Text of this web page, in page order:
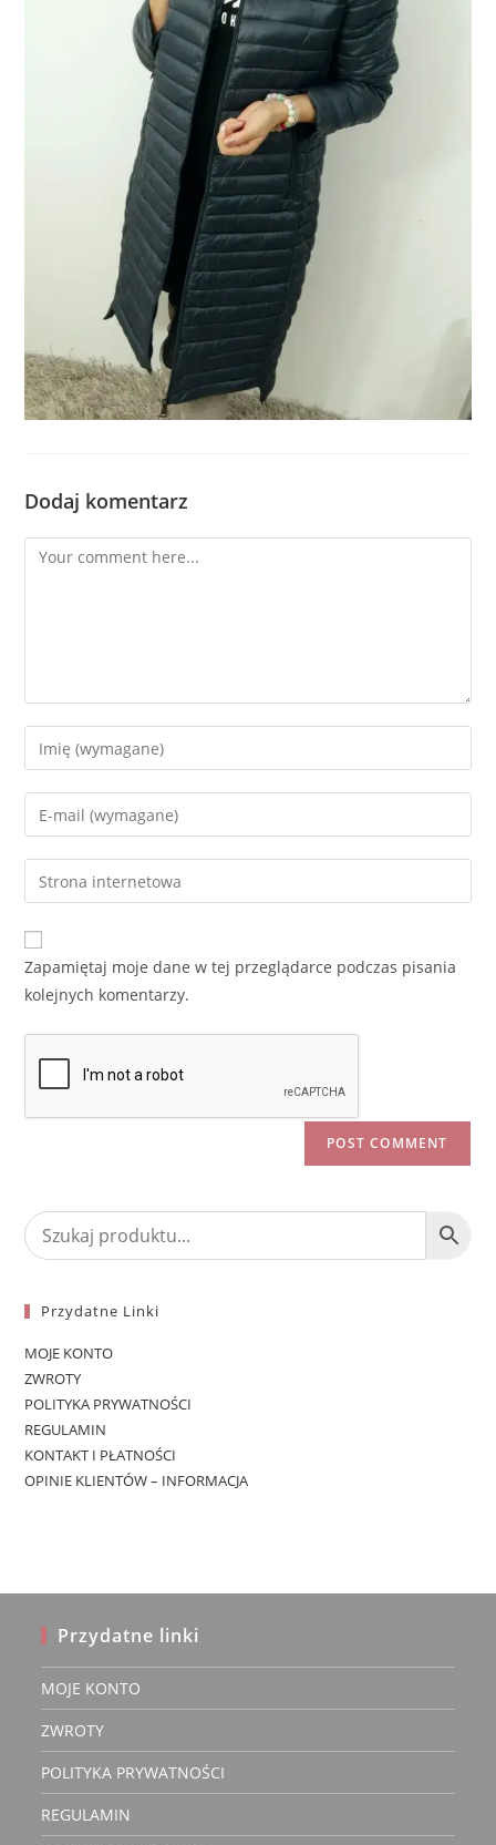
Dodaj komentarz
Comment
Enter
your
name
comment
Enter
your
email
address
comment
Enter
your
website
URL
(optional)
Zapamiętaj moje dane w tej przeglądarce podczas pisania
kolejnych komentarzy.
Przydatne Linki
MOJE KONTO
ZWROTY
POLITYKA PRYWATNOŚCI
REGULAMIN
KONTAKT I PŁATNOŚCI
OPINIE KLIENTÓW – INFORMACJA
Przydatne linki
MOJE KONTO
ZWROTY
POLITYKA PRYWATNOŚCI
REGULAMIN